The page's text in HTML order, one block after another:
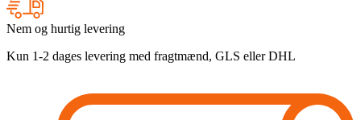
Nem og hurtig levering
Kun 1-2 dages levering med fragtmænd, GLS eller DHL